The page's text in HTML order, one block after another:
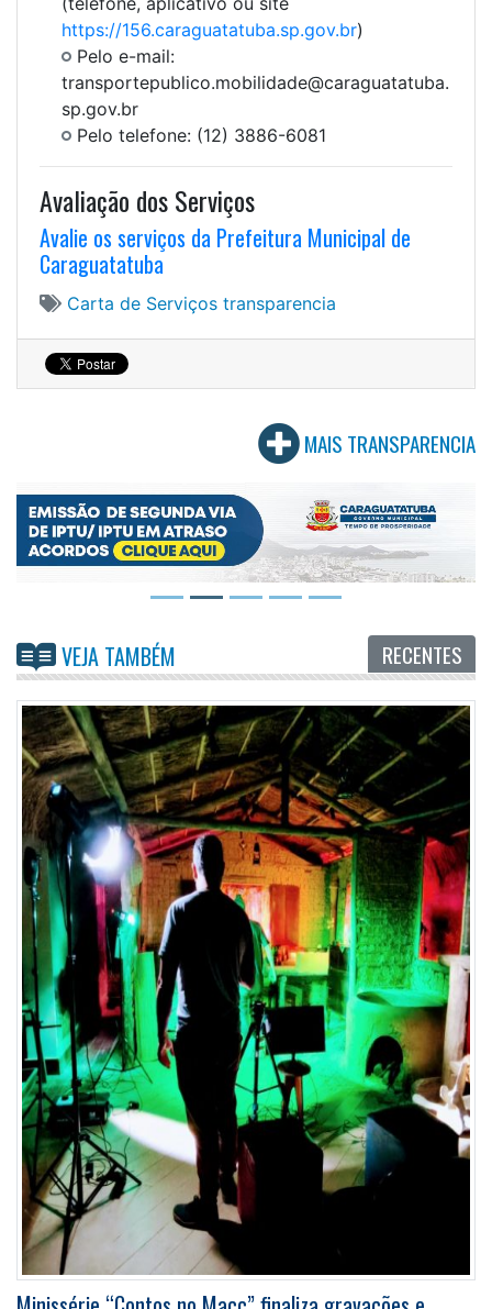
https://156.caraguatatuba.sp.gov.br)
Pelo e-mail:
transportepublico.mobilidade@caraguatatuba.
sp.gov.br
Pelo telefone: (12) 3886-6081
Avaliação dos Serviços
Avalie os serviços da Prefeitura Municipal de
Caraguatatuba
Carta de Serviços transparencia
MAIS TRANSPARENCIA
VEJA TAMBÉM RECENTES